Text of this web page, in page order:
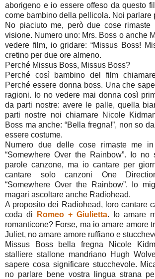
aborigeno e io essere offeso da questo
come bambino della pellicola. Noi parlare
No piaciuto me, però due cose rimaste
visione. Numero uno: Mrs. Boss o anche
vedere film, io gridare: “Missus Boss!
cretino per due ore almeno.
Perché Missus Boss, Missus Boss?
Perché così bambino del film
Perché essere donna boss. Una che
ragioni. Io no vedere mai donna così
da parti nostre: avere le palle, quella
parti nostre noi chiamare Nicole
Boss ma anche: “Bella fregna!”, non so
essere costume.
Numero due delle cose rimaste me
“Somewhere Over the Rainbow”. Io no
parole canzone, ma io cantare per
cantare solo canzoni One
“Somewhere Over the Rainbow”. Io
magari ascoltare anche Radiohead.
A proposito dei Radiohead, loro cantare
coda di
Romeo + Giulietta. Io amare
romanticone? Forse, ma io amare amore
Juliet, no amare amore ruffiano e
Missus Boss bella fregna Nicole
stalliere stallone mandriano Hugh
sapere cosa significare stucchevole.
no parlare bene vostra lingua strana